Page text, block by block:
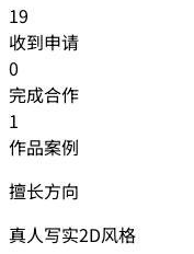
19
收到申请
0
完成合作
1
作品案例
擅长方向
真人写实2D风格